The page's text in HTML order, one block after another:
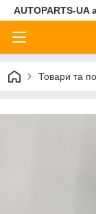
AUTOPARTS-UA
Товари та